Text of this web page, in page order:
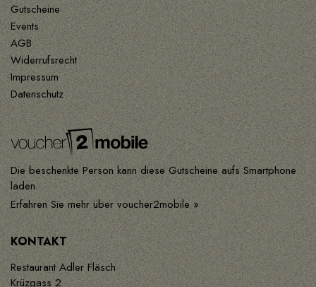
Gutscheine
Events
AGB
Widerrufsrecht
Impressum
Datenschutz
Die beschenkte Person kann diese Gutscheine aufs Smartphone
laden.
Erfahren Sie mehr über voucher2mobile »
KONTAKT
Restaurant Adler Fläsch
Krüzgass 2